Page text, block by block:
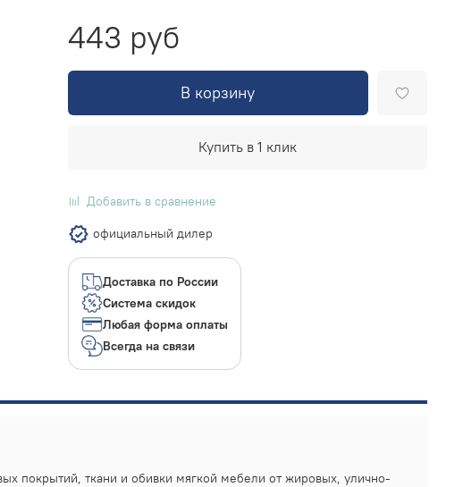
443 руб
В корзину
Купить в 1 клик
Добавить в сравнение
официальный дилер
Доставка по России
Система скидок
Любая форма оплаты
Всегда на связи
покрытий, ткани и обивки мягкой мебели от жировых, улично-